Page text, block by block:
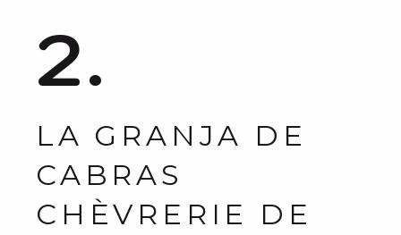
2.
LA GRANJA DE
CABRAS
CHÈVRERIE DE